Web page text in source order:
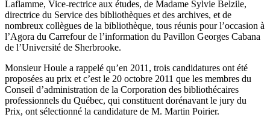
Laflamme, Vice-rectrice aux études, de Madame Sylvie Belzile,
directrice du Service des bibliothèques et des archives, et de
nombreux collègues de la bibliothèque, tous réunis pour l’occasion à
l’Agora du Carrefour de l’information du Pavillon Georges Cabana
de l’Université de Sherbrooke.
Monsieur Houle a rappelé qu’en 2011, trois candidatures ont été
proposées au prix et c’est le 20 octobre 2011 que les membres du
Conseil d’administration de la Corporation des bibliothécaires
professionnels du Québec, qui constituent dorénavant le jury du
Prix, ont sélectionné la candidature de M. Martin Poirier.